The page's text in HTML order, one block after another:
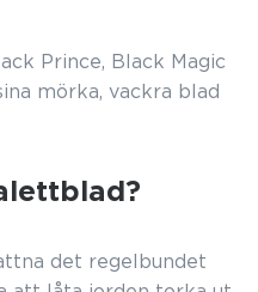
Prince, Black Magic
mörka, vackra blad
det regelbundet